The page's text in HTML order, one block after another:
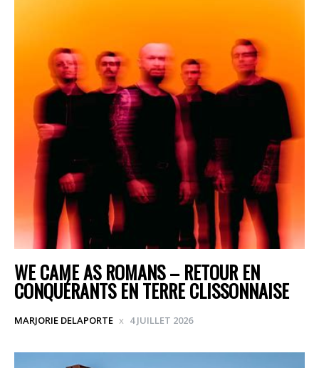
WE CAME AS ROMANS – RETOUR EN
CONQUÉRANTS EN TERRE CLISSONNAISE
MARJORIE DELAPORTE 4 JUILLET 2026